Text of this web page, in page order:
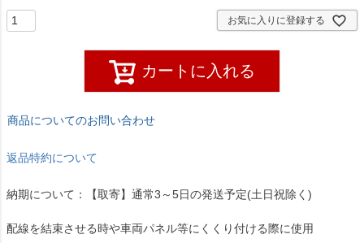
お気に入りに登録する
カートに入れる
商品についてのお問い合わせ
返品特約について
納期について：【取寄】通常3～5日の発送予定(土日祝除く)
配線を結束させる時や車両パネル等にくくり付ける際に使用